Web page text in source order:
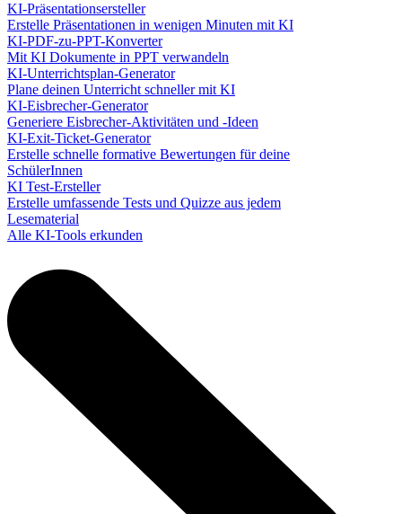
KI-Präsentationsersteller
Erstelle Präsentationen in wenigen Minuten mit KI
KI-PDF-zu-PPT-Konverter
Mit KI Dokumente in PPT verwandeln
KI-Unterrichtsplan-Generator
Plane deinen Unterricht schneller mit KI
KI-Eisbrecher-Generator
Generiere Eisbrecher-Aktivitäten und -Ideen
KI-Exit-Ticket-Generator
Erstelle schnelle formative Bewertungen für deine
SchülerInnen
KI Test-Ersteller
Erstelle umfassende Tests und Quizze aus jedem
Lesematerial
Alle KI-Tools erkunden